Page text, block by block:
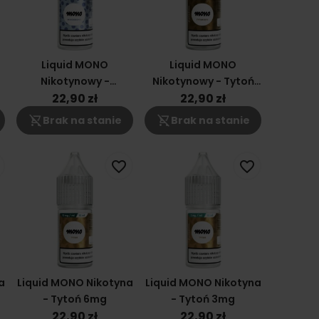
Liquid MONO
Nikotynowy -
Winogrono 3mg
22,90 zł
shopping_cart_off Brak na stanie
Liquid MONO
Nikotynowy - Tytoń
RY4 18 Mg
22,90 zł
shopping_cart_off Brak na stanie
Liquid MONO Nikotyna
- Tytoń 6mg
favorite_border
Liquid MONO Nikotyna
- Tytoń 3mg
favorite_border